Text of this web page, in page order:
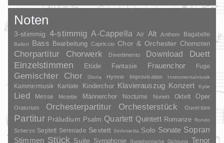
Noten
3-stimmig 4-stimmig A-Cappella Air Alt Anthem Bagatelle
Ballett Bass Bearbeitung Capriccio Chor & Orchester Chornoten
Chorpartitur Chorwerk Divertimento Download
Duett
Einzelstimmen
Etüde Fantasie Frauenchor Fuge
Gemischter Chor Gloria Hymne Improvisation Instrumentalmusik
Kammermusik Kantate Kinderchor Klavierauszug Konzert Kyrie
Lied Messe Motette Männerchor Nocturne Nonett Oktett Oper
Oratorium Orchesterpartitur Orchesterstück Ouvertüre
Partitur Präludium Psalm Quartett Quintett Romanze Rondo
Scherzo Septett Serenade Sextett Sinfonietta Solo Sonate Sopran
Stimmen Stück Suite Symphonie Symphonische Dichtung Tenor